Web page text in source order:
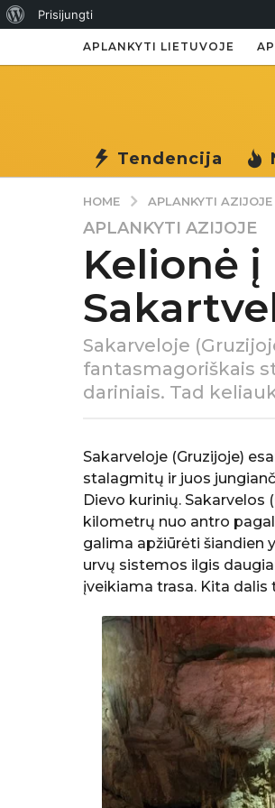
ApiePrisijungti
APLANKYTI LIETUVOJE
Tendencija
HOME APLANKYTI AZIJOJE
7
m
a
g
o
7
m
.
o
APLANKYTI AZIJOJE
Kelionė
Sakarveloje
fantasmagoriškais
dariniais. Tad
a
k
e
l
b
ė
K
e
Sakarveloje (Gruzijoje)
stalagmitų ir juos
Dievo kurinių. Sakarvelos
kilometrų nuo antro
galima apžiūrėti šiandien
urvų sistemos ilgis
įveikiama trasa. Kita